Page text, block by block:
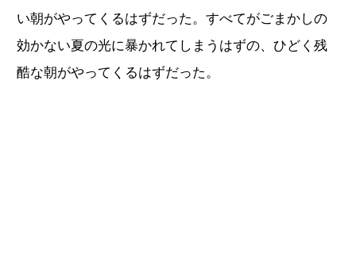
い朝がやってくるはずだった。すべてがごまかしの
効かない夏の光に暴かれてしまうはずの、ひどく残
酷な朝がやってくるはずだった。